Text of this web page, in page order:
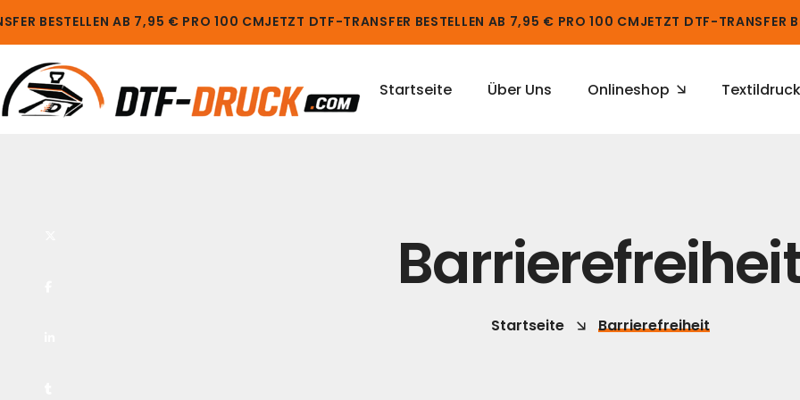
BESTELLEN AB 7,95 € PRO 100 CMJETZT DTF-TRANSFER BESTELLEN AB 7,95 € PRO 100 CMJETZT DTF-TRANSFER
Startseite Über Uns Onlineshop Textildruck
Startseite Barrierefreiheit